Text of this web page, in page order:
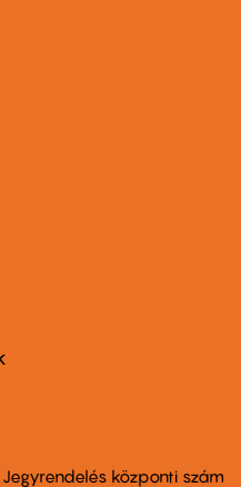
Jegyrendelés központi szám